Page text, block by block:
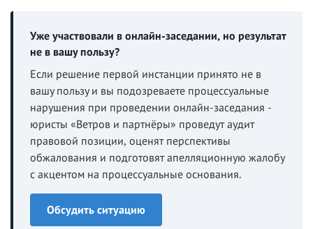
Уже участвовали в онлайн-заседании, но результат
не в вашу пользу?
Если решение первой инстанции принято не в
вашу пользу и вы подозреваете процессуальные
нарушения при проведении онлайн-заседания -
юристы «Ветров и партнёры» проведут аудит
правовой позиции, оценят перспективы
обжалования и подготовят апелляционную жалобу
с акцентом на процессуальные основания.
Обсудить ситуацию